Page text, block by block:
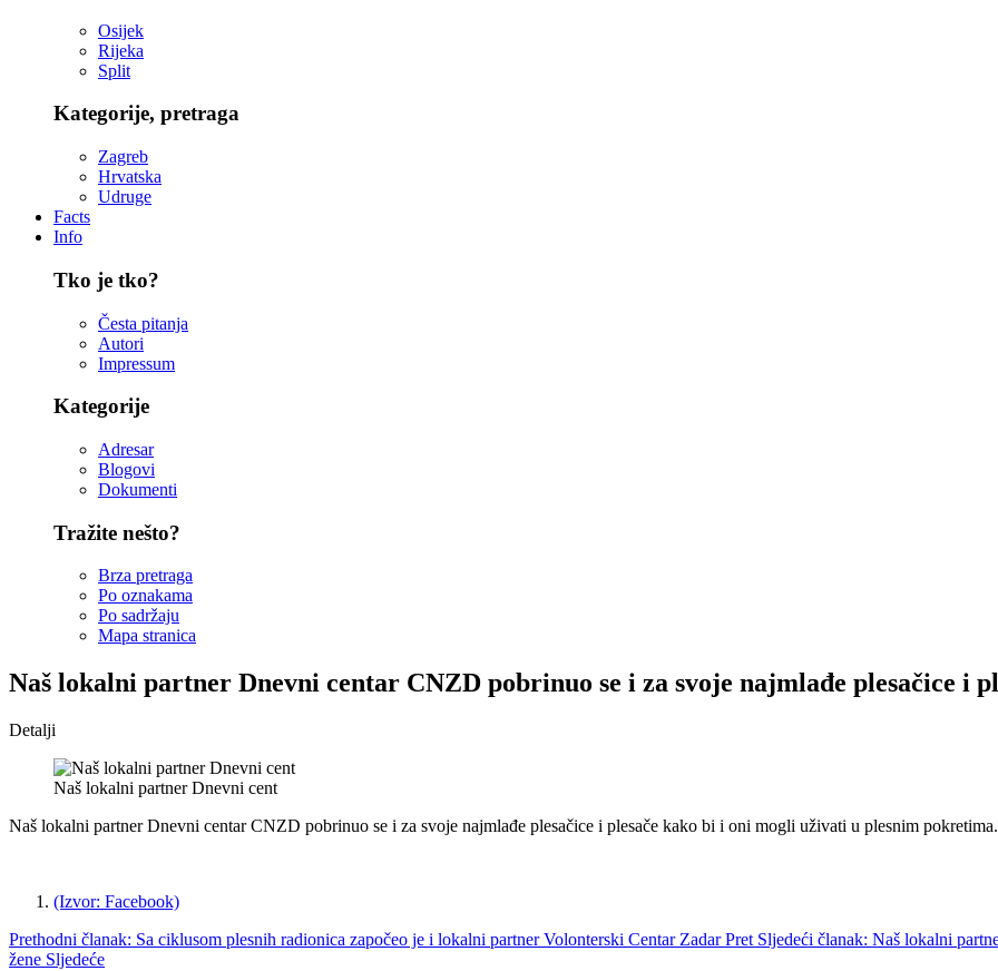
Osijek
Rijeka
Split
Kategorije, pretraga
Zagreb
Hrvatska
Udruge
Facts
Info
Tko je tko?
Česta pitanja
Autori
Impressum
Kategorije
Adresar
Blogovi
Dokumenti
Tražite nešto?
Brza pretraga
Po oznakama
Po sadržaju
Mapa stranica
Naš lokalni partner Dnevni centar CNZD pobrinuo se i za svoje najmlađe plesačice i
Detalji
Naš lokalni partner Dnevni cent
Naš lokalni partner Dnevni centar CNZD pobrinuo se i za svoje najmlađe plesačice i plesače kako bi i oni mogli uživati u plesnim
(Izvor: Facebook)
Prethodni članak: Sa ciklusom plesnih radionica započeo je i lokalni partner Volonterski Centar ZadarPret Sljedeći članak: Naš lokalni
žene Sljedeće